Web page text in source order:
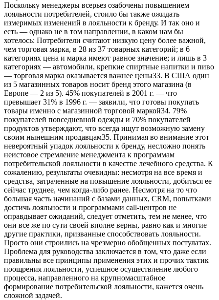
Поскольку менеджеры всерьез озабочены повышением
лояльности потребителей, стоило бы также ожидать
измеримых изменений в лояльности к бренду. И так оно и
есть — однако не в том направлении, в каком нам бы
хотелось: Потребители считают низкую цену более важной,
чем торговая марка, в 28 из 37 товарных категорий; в 6
категориях цена и марка имеют равное значение; и лишь в 3
категориях — автомобили, крепкие спиртные напитки и пиво
— торговая марка оказывается важнее цены33. В США один
из 5 магазинных товаров носит бренд этого магазина (в
Европе — 2 из 5). 45% покупателей в 2001 г. — что
превышает 31% в 1996 г. — заявили, что готовы покупать
товары именно с магазинной торговой маркой34. 79%
покупателей повседневной одежды и 70% покупателей
продуктов утверждают, что всегда ищут возможную замену
своим нынешним продавцам35. Принимая во внимание этот
невероятный упадок лояльности к бренду, несложно понять
неистовое стремление менеджмента к программам
потребительской лояльности в качестве лечебного средства. К
сожалению, результаты очевидны: несмотря на все время и
средства, затраченные на повышение лояльности, добиться ее
сейчас труднее, чем когда-либо ранее. Несмотря на то что
большая часть начинаний с базами данных, CRM, попытками
достичь лояльности и программами call-центров не
оправдывает ожиданий, следует отметить, тем не менее, что
они все же по сути своей вполне верны, равно как и многие
другие практики, призванные способствовать лояльности.
Просто они строились на чрезмерно обобщенных постулатах.
Проблема для руководства заключается в том, что даже если
правильны все принципы применения этих и прочих тактик
поощрения лояльности, успешное осуществление любого
процесса, направленного на крупномасштабное
формирование потребительской лояльности, кажется очень
сложной задачей.